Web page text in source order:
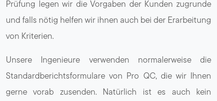
Prüfung legen wir die Vorgaben der Kunden zugrunde
und falls nötig helfen wir ihnen auch bei der Erarbeitung
von Kriterien.
Unsere Ingenieure verwenden normalerweise die
Standardberichtsformulare von Pro QC, die wir Ihnen
gerne vorab zusenden. Natürlich ist es auch kein